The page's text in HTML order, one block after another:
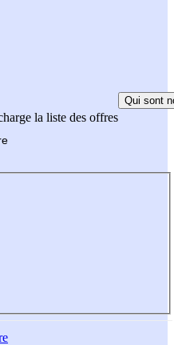
la liste des offres
Qui sont